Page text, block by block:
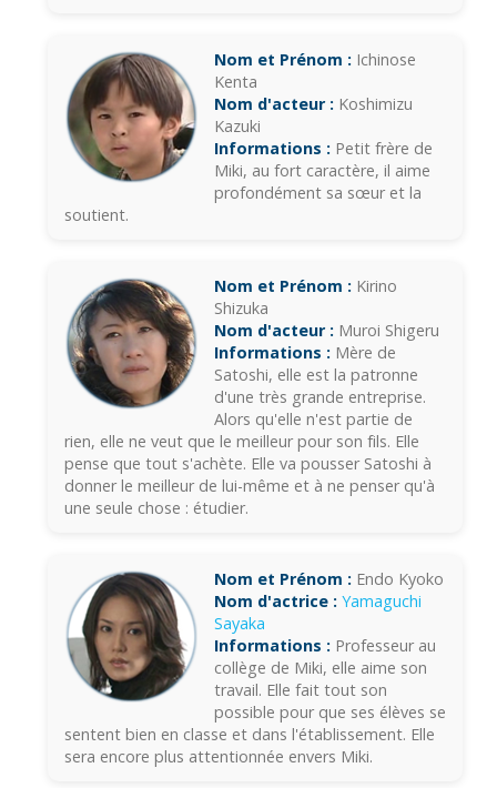
Nom et Prénom : Ichinose
Kenta
Nom d'acteur : Koshimizu
Kazuki
Informations : Petit frère de
Miki, au fort caractère, il aime
profondément sa sœur et la
soutient.
Nom et Prénom : Kirino
Shizuka
Nom d'acteur : Muroi Shigeru
Informations : Mère de
Satoshi, elle est la patronne
d'une très grande entreprise.
Alors qu'elle n'est partie de
rien, elle ne veut que le meilleur pour son fils. Elle
pense que tout s'achète. Elle va pousser Satoshi à
donner le meilleur de lui-même et à ne penser qu'à
une seule chose : étudier.
Nom et Prénom : Endo Kyoko
Nom d'actrice : Yamaguchi
Sayaka
Informations : Professeur au
collège de Miki, elle aime son
travail. Elle fait tout son
possible pour que ses élèves se
sentent bien en classe et dans l'établissement. Elle
sera encore plus attentionnée envers Miki.